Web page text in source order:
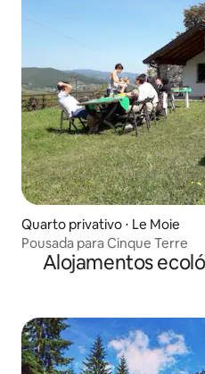
Quarto privativo ⋅ Le Moie
Pousada para Cinque Terre
Alojamentos